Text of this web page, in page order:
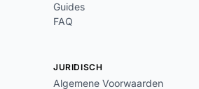
Guides
FAQ
JURIDISCH
Algemene Voorwaarden